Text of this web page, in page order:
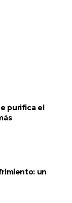
purifica el
un